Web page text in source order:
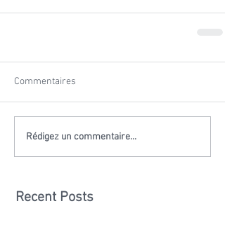
Commentaires
Rédigez un commentaire...
Recent Posts